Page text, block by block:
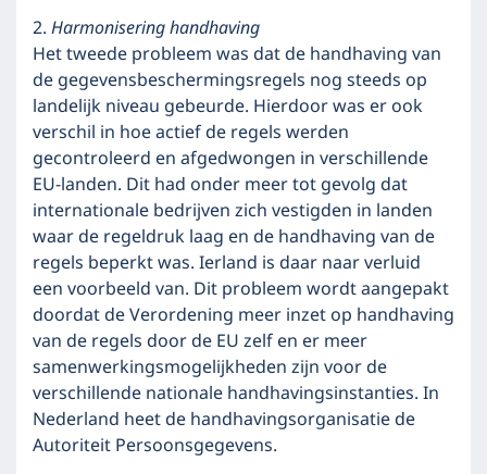
2.Harmonisering handhaving
Het tweede probleem was dat de handhaving van
de gegevensbeschermingsregels nog steeds op
landelijk niveau gebeurde. Hierdoor was er ook
verschil in hoe actief de regels werden
gecontroleerd en afgedwongen in verschillende
EU-landen. Dit had onder meer tot gevolg dat
internationale bedrijven zich vestigden in landen
waar de regeldruk laag en de handhaving van de
regels beperkt was. Ierland is daar naar verluid
een voorbeeld van. Dit probleem wordt aangepakt
doordat de Verordening meer inzet op handhaving
van de regels door de EU zelf en er meer
samenwerkingsmogelijkheden zijn voor de
verschillende nationale handhavingsinstanties. In
Nederland heet de handhavingsorganisatie de
Autoriteit Persoonsgegevens.